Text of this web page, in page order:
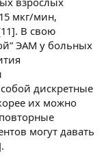
мкг/мин,
В свою
ЭАМ у больных
дискретные
их можно
могут давать